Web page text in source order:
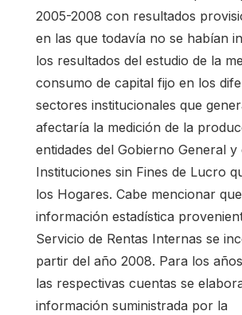
2005-2008 con resultados
en las que todavía no se habían
los resultados del estudio de la
consumo de capital fijo en los
sectores institucionales que
afectaría la medición de la
entidades del Gobierno General y
Instituciones sin Fines de Lucro
los Hogares. Cabe mencionar
información estadística
Servicio de Rentas Internas se
partir del año 2008. Para los
las respectivas cuentas se
información suministrada por la